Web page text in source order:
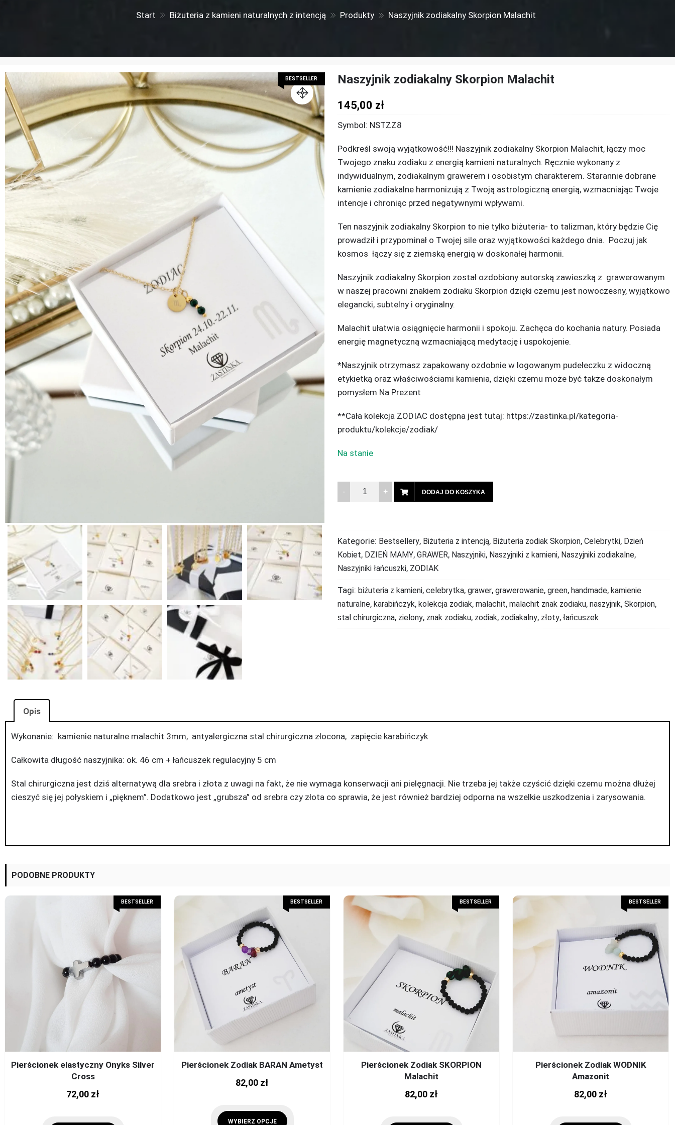
Start Biżuteria z kamieni naturalnych z intencją Produkty Naszyjnik zodiakalny Skorpion Malachit
BESTSELLER Naszyjnik zodiakalny Skorpion Malachit
145,00 zł
Symbol: NSTZZ8
Podkreśl swoją wyjątkowość!!! Naszyjnik zodiakalny Skorpion Malachit, łączy moc
Twojego znaku zodiaku z energią kamieni naturalnych. Ręcznie wykonany z
indywidualnym, zodiakalnym grawerem i osobistym charakterem. Starannie dobrane
kamienie zodiakalne harmonizują z Twoją astrologiczną energią, wzmacniając Twoje
intencje i chroniąc przed negatywnymi wpływami.
Ten naszyjnik zodiakalny Skorpion to nie tylko biżuteria- to talizman, który będzie Cię
prowadził i przypominał o Twojej sile oraz wyjątkowości każdego dnia. Poczuj jak
kosmos łączy się z ziemską energią w doskonałej harmonii.
Naszyjnik zodiakalny Skorpion został ozdobiony autorską zawieszką z grawerowanym
w naszej pracowni znakiem zodiaku Skorpion dzięki czemu jest nowoczesny, wyjątkowo
elegancki, subtelny i oryginalny.
Malachit ułatwia osiągnięcie harmonii i spokoju. Zachęca do kochania natury. Posiada
energię magnetyczną wzmacniającą medytację i uspokojenie.
*Naszyjnik otrzymasz zapakowany ozdobnie w logowanym pudełeczku z widoczną
etykietką oraz właściwościami kamienia, dzięki czemu może być także doskonałym
pomysłem Na Prezent
**Cała kolekcja ZODIAC dostępna jest tutaj: https://zastinka.pl/kategoria-
produktu/kolekcje/zodiak/
Na stanie
Naszyjnik
Malachit
DODAJ DO KOSZYKA
Kategorie: Bestsellery, Biżuteria z intencją, Biżuteria zodiak Skorpion, Celebrytki, Dzień
Kobiet, DZIEŃ MAMY, GRAWER, Naszyjniki, Naszyjniki z kamieni, Naszyjniki zodiakalne,
Naszyjniki łańcuszki, ZODIAK
Tagi: biżuteria z kamieni, celebrytka, grawer, grawerowanie, green, handmade, kamienie
naturalne, karabińczyk, kolekcja zodiak, malachit, malachit znak zodiaku, naszyjnik, Skorpion,
stal chirurgiczna, zielony, znak zodiaku, zodiak, zodiakalny, złoty, łańcuszek
Opis
Wykonanie: kamienie naturalne malachit 3mm, antyalergiczna stal chirurgiczna złocona, zapięcie karabińczyk
Całkowita długość naszyjnika: ok. 46 cm + łańcuszek regulacyjny 5 cm
Stal chirurgiczna jest dziś alternatywą dla srebra i złota z uwagi na fakt, że nie wymaga konserwacji ani pielęgnacji. Nie trzeba jej także czyścić dzięki czemu można dłużej
cieszyć się jej połyskiem i „pięknem”. Dodatkowo jest „grubsza” od srebra czy złota co sprawia, że jest również bardziej odporna na wszelkie uszkodzenia i zarysowania.
PODOBNE PRODUKTY
BESTSELLER
Pierścionek elastyczny Onyks Silver
Cross
72,00 zł
BESTSELLER
Pierścionek Zodiak BARAN Ametyst
82,00 zł
WYBIERZ OPCJE
BESTSELLER
Pierścionek Zodiak SKORPION
Malachit
82,00 zł
BESTSELLER
Pierścionek Zodiak WODNIK
Amazonit
82,00 zł